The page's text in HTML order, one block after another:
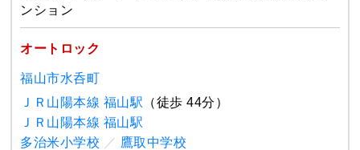
ンション
オートロック
福山市水呑町
ＪＲ山陽本線 福山駅 （徒歩 44分）
ＪＲ山陽本線 福山駅
多治米小学校 ／ 鷹取中学校